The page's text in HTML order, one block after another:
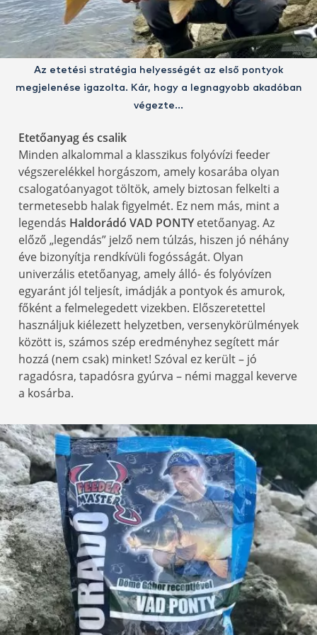
Az etetési stratégia helyességét az első pontyok
megjelenése igazolta. Kár, hogy a legnagyobb akadóban
végezte…
Etetőanyag és csalik
Minden alkalommal a klasszikus folyóvízi feeder
végszerelékkel horgászom, amely kosarába olyan
csalogatóanyagot töltök, amely biztosan felkelti a
termetesebb halak figyelmét. Ez nem más, mint a
legendás Haldorádó VAD PONTYetetőanyag. Az
előző „legendás” jelző nem túlzás, hiszen jó néhány
éve bizonyítja rendkívüli fogósságát. Olyan
univerzális etetőanyag, amely álló- és folyóvízen
egyaránt jól teljesít, imádják a pontyok és amurok,
főként a felmelegedett vizekben. Előszeretettel
használjuk kiélezett helyzetben, versenykörülmények
között is, számos szép eredményhez segített már
hozzá (nem csak) minket! Szóval ez került – jó
ragadósra, tapadósra gyúrva – némi maggal keverve
a kosárba.